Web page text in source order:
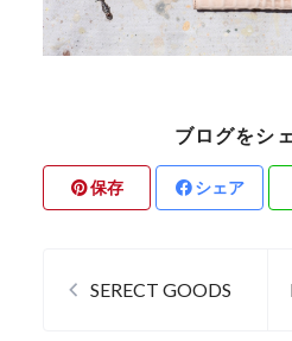
ブログをシ
保存 シェア
SERECT GOODS